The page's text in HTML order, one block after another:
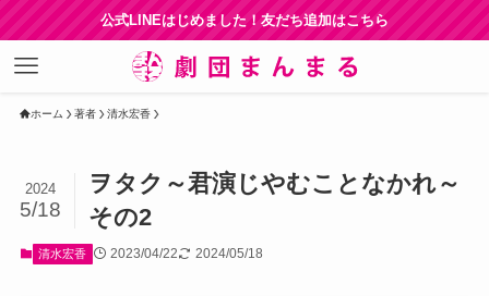
公式LINEはじめました！友だち追加はこちら
ホーム 著者 清水宏香
ヲタク～君演じやむことなかれ～
その2
2024
5/18
清水宏香 2023/04/22 2024/05/18